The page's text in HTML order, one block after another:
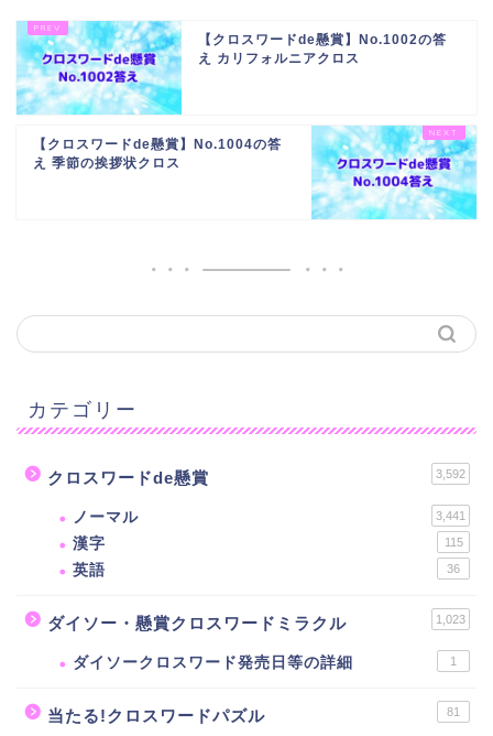
【クロスワードde懸賞】No.1002の答
え カリフォルニアクロス
【クロスワードde懸賞】No.1004の答
え 季節の挨拶状クロス
カテゴリー
クロスワードde懸賞 3,592
ノーマル 3,441
漢字 115
英語 36
ダイソー・懸賞クロスワードミラクル 1,023
ダイソークロスワード発売日等の詳細 1
当たる!クロスワードパズル 81